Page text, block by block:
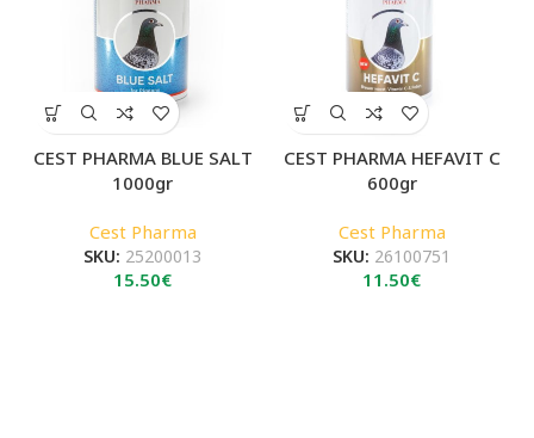
CEST PHARMA BLUE SALT
1000gr
Cest Pharma
SKU: 25200013
15.50€
CEST PHARMA HEFAVIT C
600gr
Cest Pharma
SKU: 26100751
11.50€